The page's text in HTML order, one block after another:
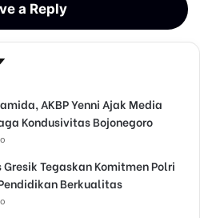
a Reply
AKBP Yenni Ajak Media
Kondusivitas Bojonegoro
Tegaskan Komitmen Polri
Berkualitas